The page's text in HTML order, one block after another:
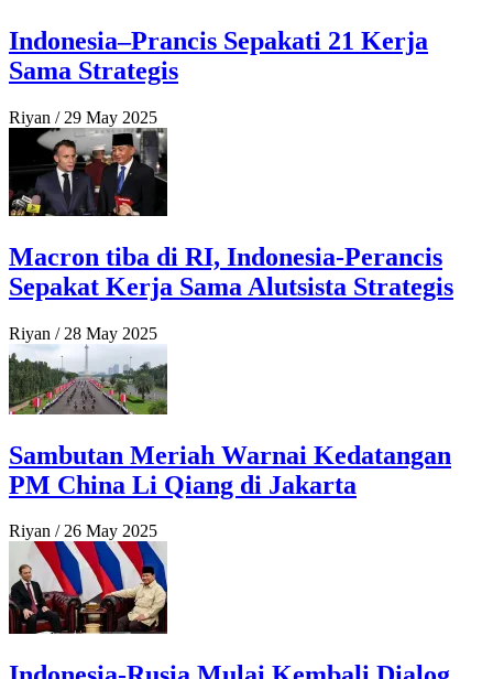
Indonesia–Prancis Sepakati 21 Kerja
Sama Strategis
Riyan / 29 May 2025
Macron tiba di RI, Indonesia-Perancis
Sepakat Kerja Sama Alutsista Strategis
Riyan / 28 May 2025
Sambutan Meriah Warnai Kedatangan
PM China Li Qiang di Jakarta
Riyan / 26 May 2025